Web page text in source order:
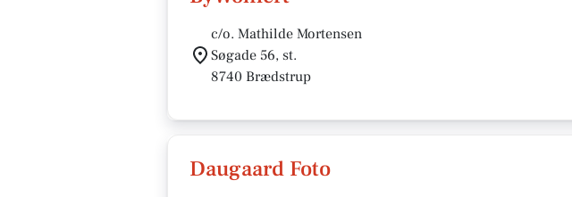
c/o. Mathilde Mortensen
Søgade 56, st.
8740 Brædstrup
Daugaard Foto